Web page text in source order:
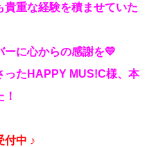
貴重な経験を積ませていた
ーに心からの感謝を💛
ったHAPPY MUS!C様、本
中 ♪